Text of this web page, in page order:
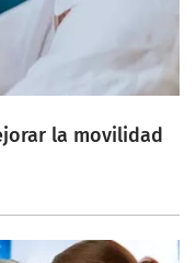
la movilidad